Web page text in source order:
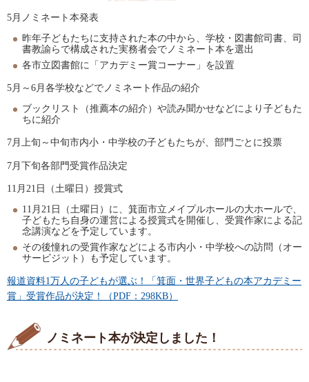
5月ノミネート本発表
昨年子どもたちに支持された本の中から、学校・図書館司書、司
書教諭らで構成された実務者会でノミネート本を選出
各市立図書館に「アカデミー賞コーナー」を設置
5月～6月各学校などでノミネート作品の紹介
ブックリスト（推薦本の紹介）や読み聞かせなどにより子どもた
ちに紹介
7月上旬～中旬市内小・中学校の子どもたちが、部門ごとに投票
7月下旬各部門受賞作品決定
11月21日（土曜日）授賞式
11月21日（土曜日）に、箕面市立メイプルホールの大ホールで、
子どもたち自身の運営による授賞式を開催し、受賞作家による記
念講演などを予定しています。
その後憧れの受賞作家などによる市内小・中学校への訪問（オー
サービジット）も予定しています。
報道資料1万人の子どもが選ぶ！「箕面・世界子どもの本アカデミー
賞」受賞作品が決定！（PDF：298KB）
ノミネート本が決定しました！